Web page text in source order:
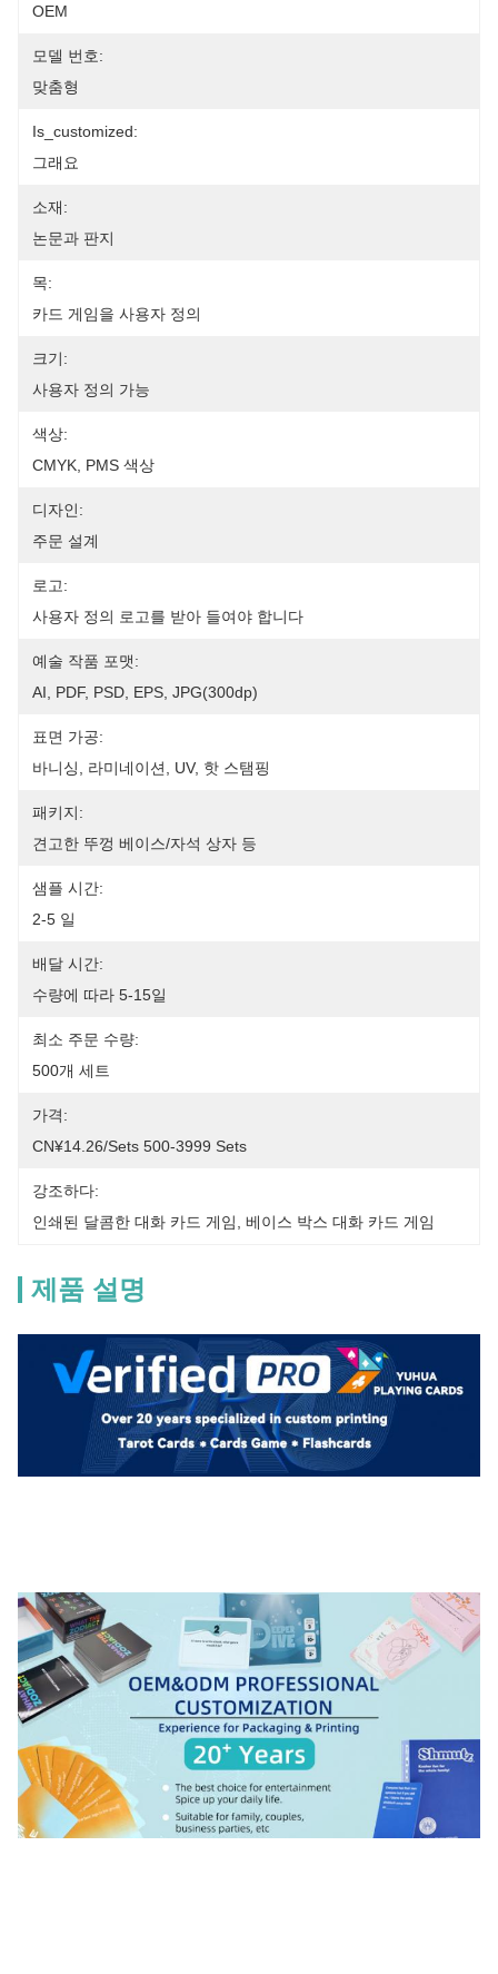
OEM
모델 번호:
맞춤형
Is_customized:
그래요
소재:
논문과 판지
목:
카드 게임을 사용자 정의
크기:
사용자 정의 가능
색상:
CMYK, PMS 색상
디자인:
주문 설계
로고:
사용자 정의 로고를 받아 들여야 합니다
예술 작품 포맷:
AI, PDF, PSD, EPS, JPG(300dp)
표면 가공:
바니싱, 라미네이션, UV, 핫 스탬핑
패키지:
견고한 뚜껑 베이스/자석 상자 등
샘플 시간:
2-5 일
배달 시간:
수량에 따라 5-15일
최소 주문 수량:
500개 세트
가격:
CN¥14.26/sets 500-3999 Sets
강조하다:
인쇄된 달콤한 대화 카드 게임
베이스 박스 대화 카드 게임
제품 설명